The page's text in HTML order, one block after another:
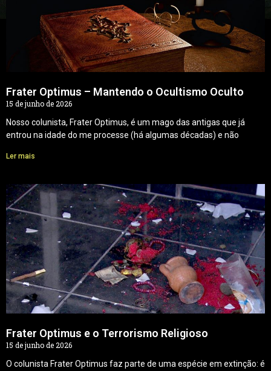
Frater Optimus – Mantendo o Ocultismo Oculto
15 de junho de 2026
Nosso colunista, Frater Optimus, é um mago das antigas que já
entrou na idade do me processe (há algumas décadas) e não
Ler mais
Frater Optimus e o Terrorismo Religioso
15 de junho de 2026
O colunista Frater Optimus faz parte de uma espécie em extinção: é